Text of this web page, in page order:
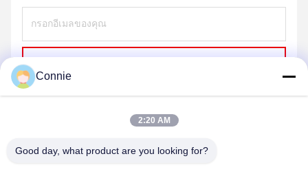
Connie
2:20 AM
Good day, what product are you looking for?